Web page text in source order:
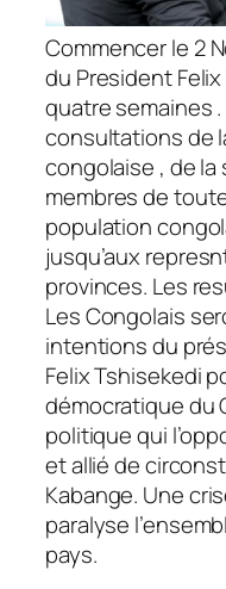
Commencer le 2
du President
quatre semaines
consultations de
congolaise , de
membres de
population
jusqu’aux
provinces. Les
Les Congolais
intentions du
Felix Tshisekedi
démocratique du
politique qui
et allié de
Kabange. Une
paralyse
pays.